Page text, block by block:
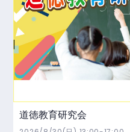
道徳教育研究会